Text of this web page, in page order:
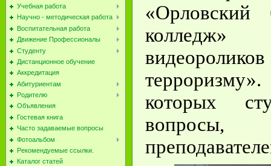
Учебная работа
Научно - методическая работа
Воспитательная работа
Движение Профессионалы
Студенту
Дистанционное обучение
Аккредитация
Абитуриентам
Родителю
Объявления
Гостевая книга
Часто задаваемые вопросы
Фотоальбом
Рекомендуемые ссылки.
Каталог статей
«Орловский
колледж»
которых
вопросы,